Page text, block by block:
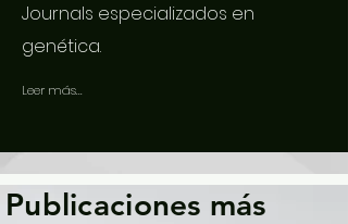
Journals especializados en
genética.
Leer más...
Publicaciones más